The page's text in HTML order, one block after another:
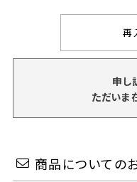
再
申し
ただいま
商品についての